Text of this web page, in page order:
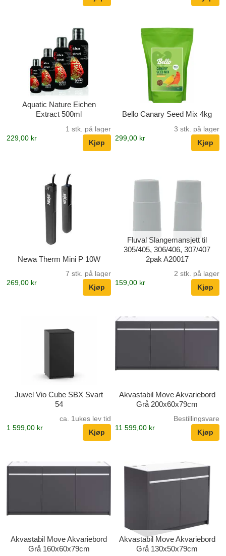
Aquatic Nature Eichen
Extract 500ml
1 stk. på lager
229,00 kr
Bello Canary Seed Mix 4kg
3 stk. på lager
299,00 kr
Newa Therm Mini P 10W
7 stk. på lager
269,00 kr
Fluval Slangemansjett til
305/405, 306/406, 307/407
2pak A20017
2 stk. på lager
159,00 kr
Juwel Vio Cube SBX Svart
54
ca. 1ukes lev tid
1 599,00 kr
Akvastabil Move Akvariebord
Grå 200x60x79cm
Bestillingsvare
11 599,00 kr
Akvastabil Move Akvariebord
Grå 160x60x79cm
Akvastabil Move Akvariebord
Grå 130x50x79cm